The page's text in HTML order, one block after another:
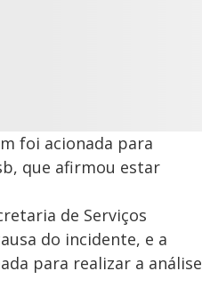
foi acionada para
que afirmou estar
de Serviços
do incidente, e a
para realizar a análise